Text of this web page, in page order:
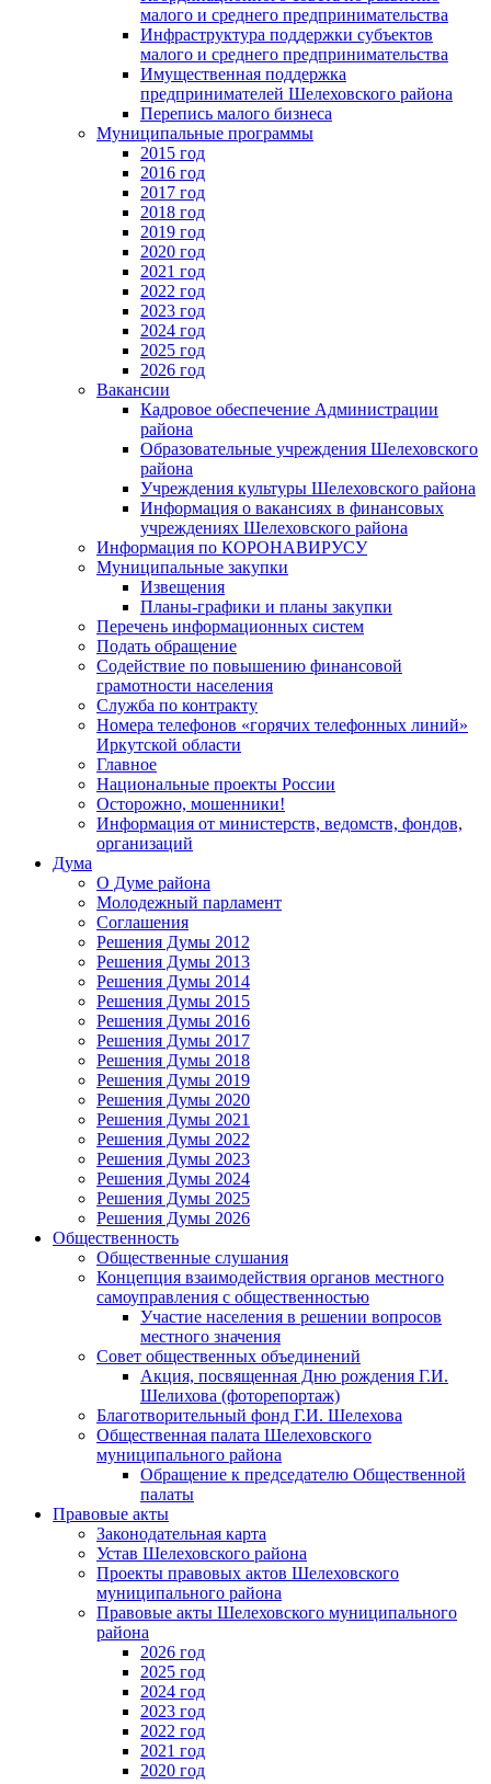
малого и среднего предпринимательства
Инфраструктура поддержки субъектов
малого и среднего предпринимательства
Имущественная поддержка
предпринимателей Шелеховского района
Перепись малого бизнеса
Муниципальные программы
2015 год
2016 год
2017 год
2018 год
2019 год
2020 год
2021 год
2022 год
2023 год
2024 год
2025 год
2026 год
Вакансии
Кадровое обеспечение Администрации
района
Образовательные учреждения Шелеховского
района
Учреждения культуры Шелеховского района
Информация о вакансиях в финансовых
учреждениях Шелеховского района
Информация по КОРОНАВИРУСУ
Муниципальные закупки
Извещения
Планы-графики и планы закупки
Перечень информационных систем
Подать обращение
Содействие по повышению финансовой
грамотности населения
Служба по контракту
Номера телефонов «горячих телефонных линий»
Иркутской области
Главное
Национальные проекты России
Осторожно, мошенники!
Информация от министерств, ведомств, фондов,
организаций
Дума
О Думе района
Молодежный парламент
Соглашения
Решения Думы 2012
Решения Думы 2013
Решения Думы 2014
Решения Думы 2015
Решения Думы 2016
Решения Думы 2017
Решения Думы 2018
Решения Думы 2019
Решения Думы 2020
Решения Думы 2021
Решения Думы 2022
Решения Думы 2023
Решения Думы 2024
Решения Думы 2025
Решения Думы 2026
Общественность
Общественные слушания
Концепция взаимодействия органов местного
самоуправления с общественностью
Участие населения в решении вопросов
местного значения
Совет общественных объединений
Акция, посвященная Дню рождения Г.И.
Шелихова (фоторепортаж)
Благотворительный фонд Г.И. Шелехова
Общественная палата Шелеховского
муниципального района
Обращение к председателю Общественной
палаты
Правовые акты
Законодательная карта
Устав Шелеховского района
Проекты правовых актов Шелеховского
муниципального района
Правовые акты Шелеховского муниципального
района
2026 год
2025 год
2024 год
2023 год
2022 год
2021 год
2020 год